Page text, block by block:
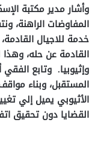
وأشار مدير مكتبة
المفاوضات الراهنة،
خدمة للاجيال
القادمة عن حله،
وإثيوبيا. وتابع
المستقبل، وبناء
الأثيوبي يميل إلي
القضايا دون تحقيق